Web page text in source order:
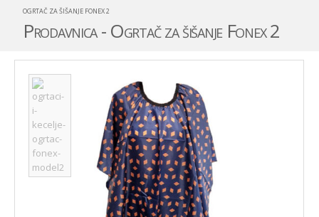
OGRTAČ ZA ŠIŠANJE FONEX 2
Prodavnica - Ogrtač za šišanje Fonex 2